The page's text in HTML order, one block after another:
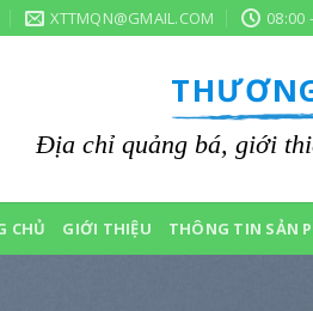
XTTMQN@GMAIL.COM 08:00
Địa chỉ quảng bá, giới
CHỦ GIỚI THIỆU THÔNG TIN SẢN